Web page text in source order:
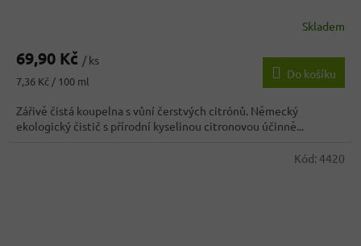
Skladem
69,90 Kč / ks
Měrná
7,36 Kč / 100 ml
Do košíku
Zářivě čistá koupelna s vůní čerstvých citrónů. Německý
ekologický čistič s přírodní kyselinou citronovou účinně...
Kód: 4420